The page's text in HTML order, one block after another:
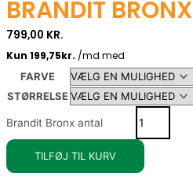
BRANDIT BRONX
799,00 KR.
FARVE
STØRRELSE
Brandit Bronx antal
TILFØJ TIL KURV